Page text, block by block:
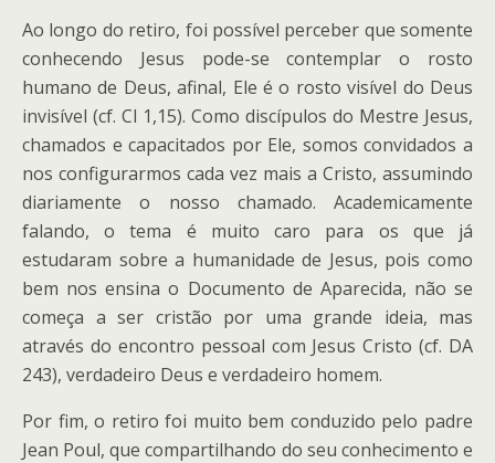
Ao longo do retiro, foi possível perceber que somente
conhecendo Jesus pode-se contemplar o rosto
humano de Deus, afinal, Ele é o rosto visível do Deus
invisível (cf. Cl 1,15). Como discípulos do Mestre Jesus,
chamados e capacitados por Ele, somos convidados a
nos configurarmos cada vez mais a Cristo, assumindo
diariamente o nosso chamado. Academicamente
falando, o tema é muito caro para os que já
estudaram sobre a humanidade de Jesus, pois como
bem nos ensina o Documento de Aparecida, não se
começa a ser cristão por uma grande ideia, mas
através do encontro pessoal com Jesus Cristo (cf. DA
243), verdadeiro Deus e verdadeiro homem.
Por fim, o retiro foi muito bem conduzido pelo padre
Jean Poul, que compartilhando do seu conhecimento e